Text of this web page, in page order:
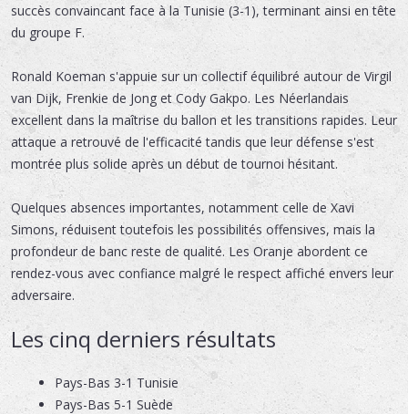
succès convaincant face à la Tunisie (3-1), terminant ainsi en tête
du groupe F.
Ronald Koeman s'appuie sur un collectif équilibré autour de Virgil
van Dijk, Frenkie de Jong et Cody Gakpo. Les Néerlandais
excellent dans la maîtrise du ballon et les transitions rapides. Leur
attaque a retrouvé de l'efficacité tandis que leur défense s'est
montrée plus solide après un début de tournoi hésitant.
Quelques absences importantes, notamment celle de Xavi
Simons, réduisent toutefois les possibilités offensives, mais la
profondeur de banc reste de qualité. Les Oranje abordent ce
rendez-vous avec confiance malgré le respect affiché envers leur
adversaire.
Les cinq derniers résultats
Pays-Bas 3-1 Tunisie
Pays-Bas 5-1 Suède